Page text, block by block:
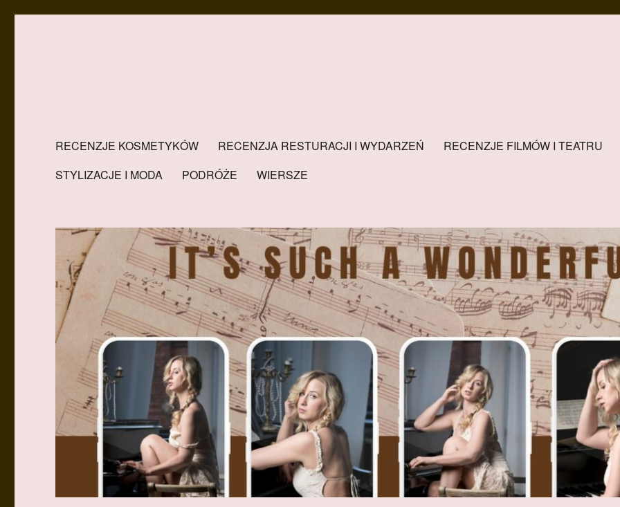
RECENZJE KOSMETYKÓW RECENZJA RESTURACJI I WYDARZEŃ
RECENZJE FILMÓW I TEATRU
STYLIZACJE I MODA
PODRÓŻE WIERSZE